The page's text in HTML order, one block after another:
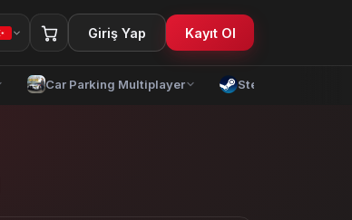
Giriş Yap Kayıt Ol
Car Parking Multiplayer Steam